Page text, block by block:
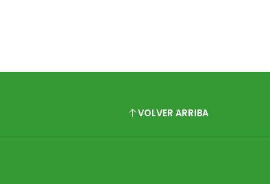
VOLVER ARRIBA